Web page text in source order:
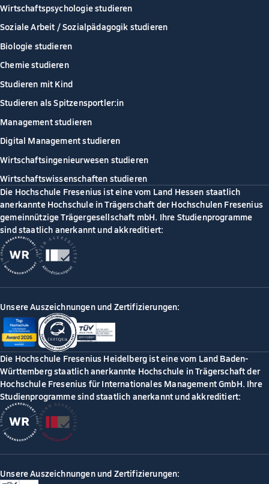
Wirtschaftspsychologie studieren
Soziale Arbeit / Sozialpädagogik studieren
Biologie studieren
Chemie studieren
Studieren mit Kind
Studieren als Spitzensportler:in
Management studieren
Digital Management studieren
Wirtschaftsingenieurwesen studieren
Wirtschaftswissenschaften studieren
Die Hochschule Fresenius ist eine vom Land Hessen staatlich
anerkannte Hochschule in Trägerschaft der Hochschulen Fresenius
gemeinnützige Trägergesellschaft mbH. Ihre Studienprogramme
sind staatlich anerkannt und akkreditiert:
Unsere Auszeichnungen und Zertifizierungen:
Die Hochschule Fresenius Heidelberg ist eine vom Land Baden-
Württemberg staatlich anerkannte Hochschule in Trägerschaft der
Hochschule Fresenius für Internationales Management GmbH. Ihre
Studienprogramme sind staatlich anerkannt und akkreditiert:
Unsere Auszeichnungen und Zertifizierungen: